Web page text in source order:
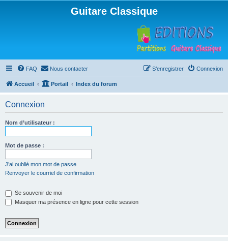
Guitare Classique
FAQ Nous contacter Connexion
S’enregistrer
Accueil Portail Index du forum
Connexion
Nom d’utilisateur :
Mot de passe :
J’ai oublié mon mot de passe
Renvoyer le courriel de confirmation
Se souvenir de moi
Masquer ma présence en ligne pour cette session